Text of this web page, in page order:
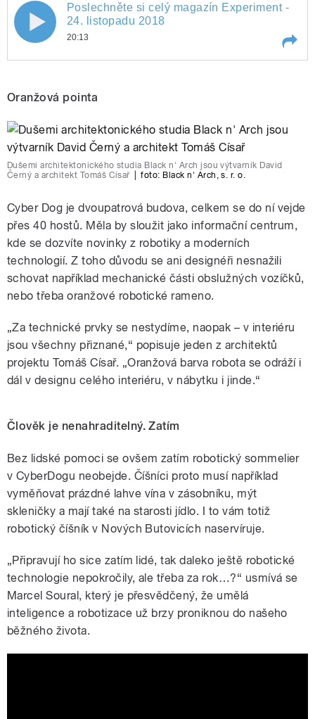
Poslechněte si celý magazín
Experiment - 24. listopadu 2018
pause
Poslechněte si celý magazín Experiment -
24. listopadu 2018
20:13
Oranžová pointa
Dušemi architektonického studia Black n' Arch jsou výtvarník David
Černý a architekt Tomáš Císař
foto:Black n' Arch, s. r. o.
Cyber Dog je dvoupatrová budova, celkem se do ní vejde
přes 40 hostů. Měla by sloužit jako informační centrum,
kde se dozvíte novinky z robotiky a moderních
technologií. Z toho důvodu se ani designéři nesnažili
schovat například mechanické části obslužných vozíčků,
nebo třeba oranžové robotické rameno.
„Za technické prvky se nestydíme, naopak – v interiéru
jsou všechny přiznané,“ popisuje jeden z architektů
projektu Tomáš Císař. „Oranžová barva robota se odráží i
dál v designu celého interiéru, v nábytku i jinde.“
Člověk je nenahraditelný. Zatím
Bez lidské pomoci se ovšem zatím robotický sommelier
v CyberDogu neobejde. Číšníci proto musí například
vyměňovat prázdné lahve vína v zásobníku, mýt
skleničky a mají také na starosti jídlo. I to vám totiž
robotický číšník v Nových Butovicích naservíruje.
„Připravují ho sice zatím lidé, tak daleko ještě robotické
technologie nepokročily, ale třeba za rok…?“ usmívá se
Marcel Soural, který je přesvědčený, že umělá
inteligence a robotizace už brzy proniknou do našeho
běžného života.